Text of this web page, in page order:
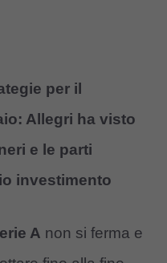
per il
Allegri ha visto
e le parti
investimento
A non si ferma e